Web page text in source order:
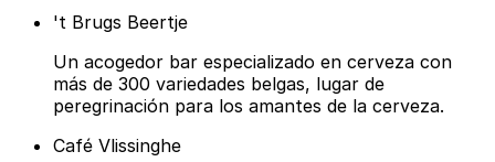
't Brugs Beertje
Un acogedor bar especializado en cerveza con
más de 300 variedades belgas, lugar de
peregrinación para los amantes de la cerveza.
Café Vlissinghe